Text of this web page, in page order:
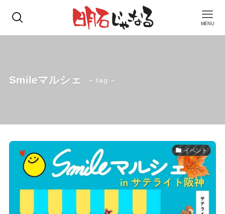
MENU
Smileマルシェ – tag –
イベント